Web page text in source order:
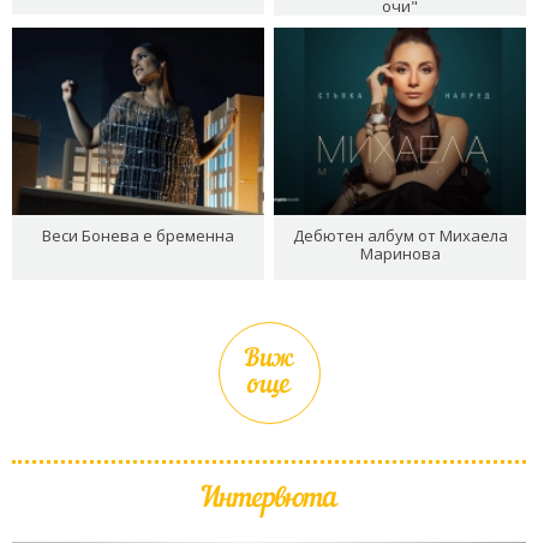
очи"
Веси Бонева е бременна
Дебютен албум от Михаела
Маринова
Виж
още
Интервюта